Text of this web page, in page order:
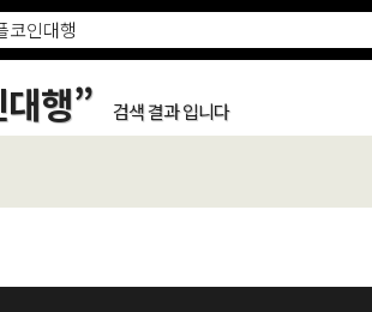
행” 검색 결과 입니다